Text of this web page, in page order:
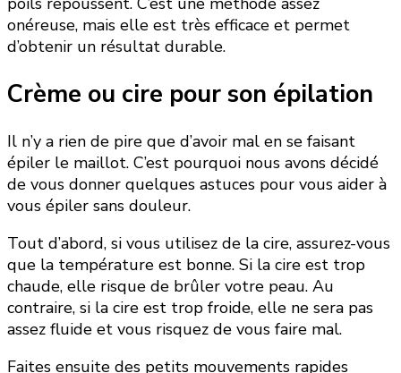
onéreuse, mais elle est très efficace et permet
d’obtenir un résultat durable.
Crème ou cire pour son épilation
Il n’y a rien de pire que d’avoir mal en se faisant
épiler le maillot. C’est pourquoi nous avons décidé
de vous donner quelques astuces pour vous aider à
vous épiler sans douleur.
Tout d’abord, si vous utilisez de la cire, assurez-vous
que la température est bonne. Si la cire est trop
chaude, elle risque de brûler votre peau. Au
contraire, si la cire est trop froide, elle ne sera pas
assez fluide et vous risquez de vous faire mal.
Faites ensuite des petits mouvements rapides